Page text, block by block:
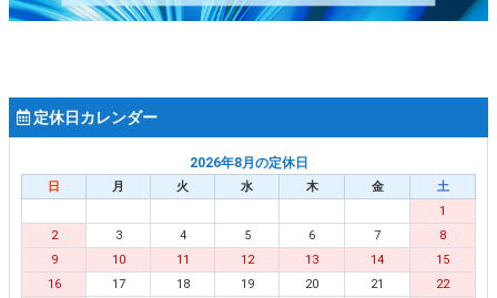
定休日カレンダー
2026年8月の定休日
日 月 火 水 木 金
土
1
2
3 4 5 6 7
8
9
10 11 12 13 14
15
16
17 18 19 20 21
22